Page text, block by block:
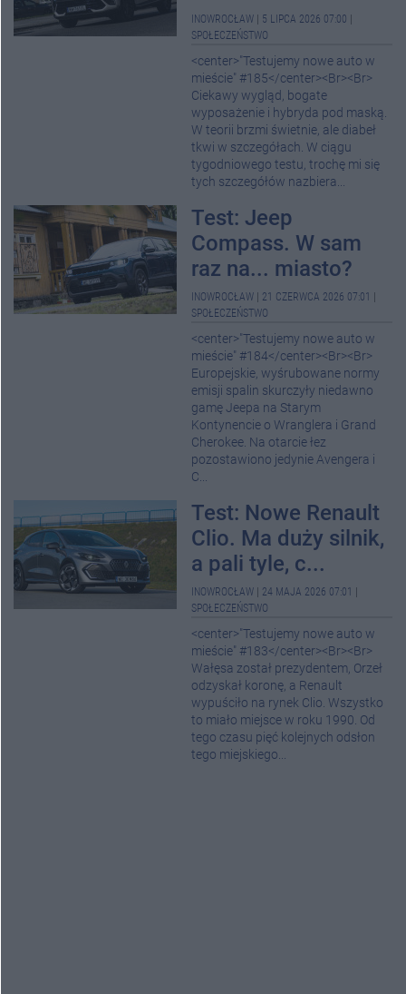
INOWROCŁAW 5 LIPCA 2026 07:00
SPOŁECZEŃSTWO
<center>"Testujemy nowe auto w
mieście" #185</center><Br><Br>
Ciekawy wygląd, bogate
wyposażenie i hybryda pod maską.
W teorii brzmi świetnie, ale diabeł
tkwi w szczegółach. W ciągu
tygodniowego testu, trochę mi się
tych szczegółów nazbiera...
Test: Jeep
Compass. W sam
raz na... miasto?
INOWROCŁAW 21 CZERWCA 2026 07:01
SPOŁECZEŃSTWO
<center>"Testujemy nowe auto w
mieście" #184</center><Br><Br>
Europejskie, wyśrubowane normy
emisji spalin skurczyły niedawno
gamę Jeepa na Starym
Kontynencie o Wranglera i Grand
Cherokee. Na otarcie łez
pozostawiono jedynie Avengera i
C...
Test: Nowe Renault
Clio. Ma duży silnik,
a pali tyle, c...
INOWROCŁAW 24 MAJA 2026 07:01
SPOŁECZEŃSTWO
<center>"Testujemy nowe auto w
mieście" #183</center><Br><Br>
Wałęsa został prezydentem, Orzeł
odzyskał koronę, a Renault
wypuściło na rynek Clio. Wszystko
to miało miejsce w roku 1990. Od
tego czasu pięć kolejnych odsłon
tego miejskiego...